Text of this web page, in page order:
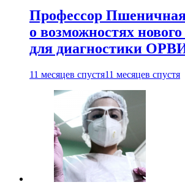
Профессор Пшеничная
о возможностях нового
для диагностики
11 месяцев спустя11 месяцев спустя